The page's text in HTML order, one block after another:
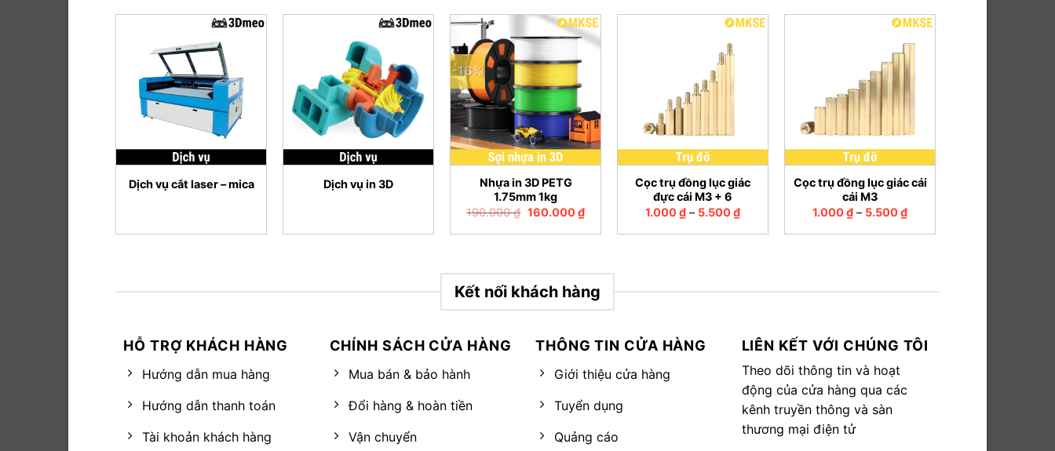
nhất
+
Dịch vụ cắt laser – mica
+
Dịch vụ in 3D
-16%
+
Nhựa in 3D PETG
1.75mm 1kg
190.000₫ Giá
là:
160.000₫Giá
hiện
tại
+
Cọc trụ đồng lục giác
đực cái M3 + 6
1.000₫ – 5.500₫
+
Cọc trụ đồng lục giác cái
cái M3
1.000₫ – 5.500₫
Kết nối khách hàng
HỖ TRỢ KHÁCH HÀNG
Hướng dẫn mua hàng
Hướng dẫn thanh toán
Tài khoản khách hàng
CHÍNH SÁCH CỬA HÀNG
Mua bán & bảo hành
Đổi hàng & hoàn tiền
Vận chuyển
THÔNG TIN CỬA HÀNG
Giới thiệu cửa hàng
Tuyển dụng
Quảng cáo
LIÊN KẾT VỚI CHÚNG TÔI
Theo dõi thông tin và hoạt
động của cửa hàng qua các
kênh truyền thông và sàn
thương mại điện tử